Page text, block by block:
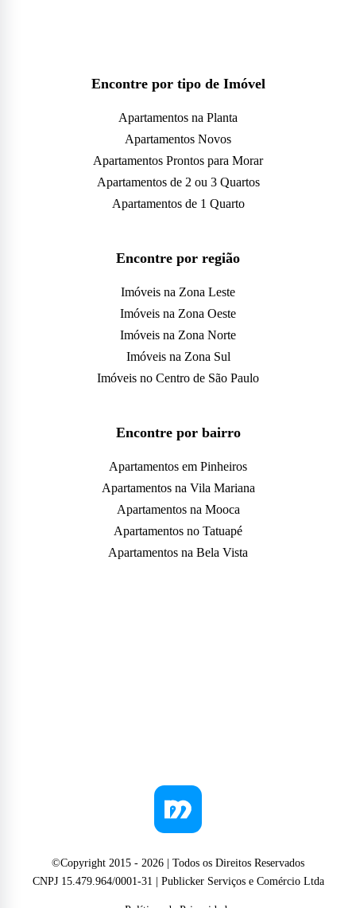
Encontre por tipo de Imóvel
Apartamentos na Planta
Apartamentos Novos
Apartamentos Prontos para Morar
Apartamentos de 2 ou 3 Quartos
Apartamentos de 1 Quarto
Encontre por região
Imóveis na Zona Leste
Imóveis na Zona Oeste
Imóveis na Zona Norte
Imóveis na Zona Sul
Imóveis no Centro de São Paulo
Encontre por bairro
Apartamentos em Pinheiros
Apartamentos na Vila Mariana
Apartamentos na Mooca
Apartamentos no Tatuapé
Apartamentos na Bela Vista
©Copyright 2015 - 2026 | Todos os Direitos Reservados
CNPJ 15.479.964/0001-31 | Publicker Serviços e Comércio Ltda